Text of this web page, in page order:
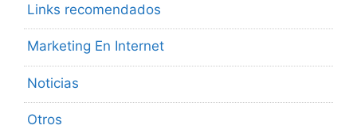
Links recomendados
Marketing En Internet
Noticias
Otros